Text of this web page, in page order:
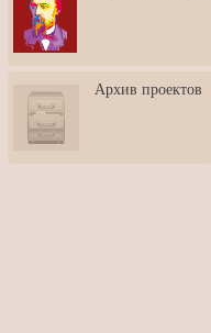
3: Обусловленности
человека и их влияние на
карьеру
скульптором Дмитрием
Тугариновым
АртБульвар в День города
Архив проектов